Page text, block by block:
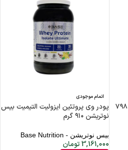
پودر پروتئین وی HD BPI اسپرت ۷۹۸
اتمام موجودی
پودر وی پروتئین ایزولیت التیمیت بیس
نوتریشن ۹۱۰ گرم
بیس نوتریشن - Base Nutrition
3,161,000 تومان